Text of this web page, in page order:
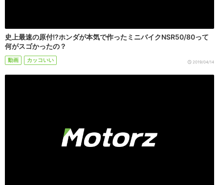
史上最速の原付!?ホンダが本気で作ったミニバイクNSR50/80って
何がスゴかったの？
動画 カッコいい 2019/04/14